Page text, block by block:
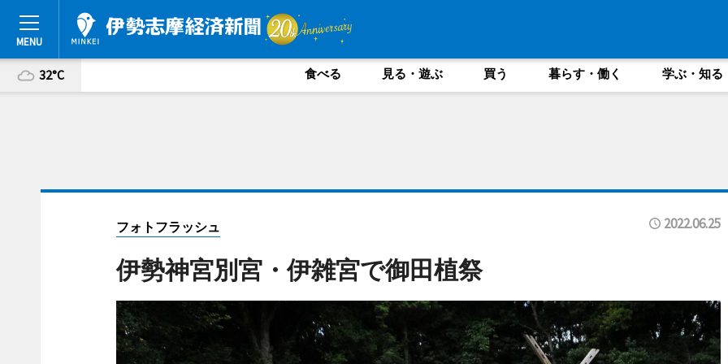
32°C 食べる 見る・遊ぶ 買う 暮らす・働く 学ぶ・知る
フォトフラッシュ 2022.06.25
伊勢神宮別宮・伊雑宮で御田植祭